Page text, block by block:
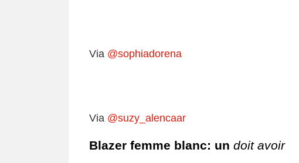
Via @sophiadorena
Via @suzy_alencaar
Blazer femme blanc: un doit avoir